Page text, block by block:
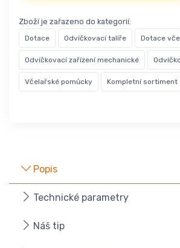
Zboží je zařazeno do kategorií:
Dotace Odvíčkovací talíře Dotace
Odvíčkovací zařízení mechanické
Včelařské pomůcky Kompletní sortiment
Popis
Technické parametry
Náš tip